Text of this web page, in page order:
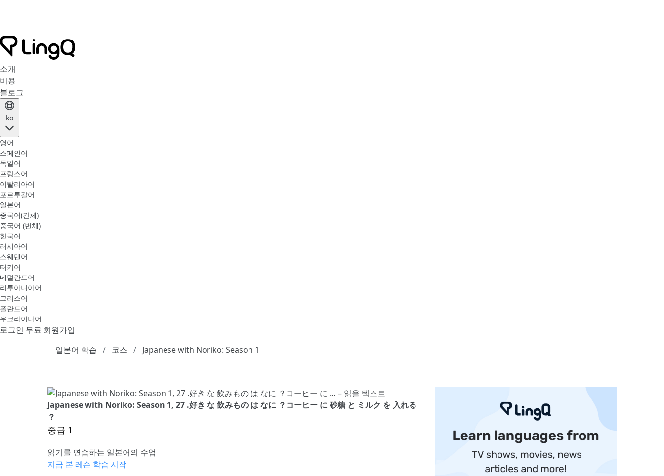
소개
비용
블로그
ko
영어
스페인어
독일어
프랑스어
이탈리아어
포르투갈어
일본어
중국어(간체)
중국어 (번체)
한국어
러시아어
스웨덴어
터키어
네덜란드어
리투아니아어
그리스어
폴란드어
우크라이나어
로그인 무료 회원가입
일본어 학습
코스 Japanese with Noriko: Season 1
Japanese with Noriko: Season 1, 27 .好き な 飲みもの は なに ？コーヒー に 砂糖 と ミルク を 入れる
？
중급 1
읽기를 연습하는 일본어의 수업
지금 본 레슨 학습 시작